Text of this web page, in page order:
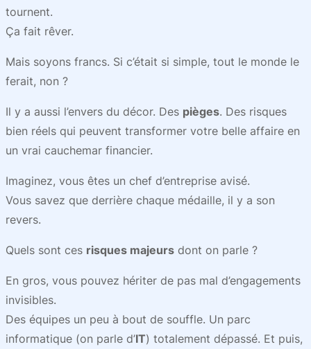
tournent.
Ça fait rêver.
Mais soyons francs. Si c’était si simple, tout le monde le
ferait, non ?
Il y a aussi l’envers du décor. Des pièges. Des risques
bien réels qui peuvent transformer votre belle affaire en
un vrai cauchemar financier.
Imaginez, vous êtes un chef d’entreprise avisé.
Vous savez que derrière chaque médaille, il y a son
revers.
Quels sont ces risques majeurs dont on parle ?
En gros, vous pouvez hériter de pas mal d’engagements
invisibles.
Des équipes un peu à bout de souffle. Un parc
informatique (on parle d’IT) totalement dépassé. Et puis,